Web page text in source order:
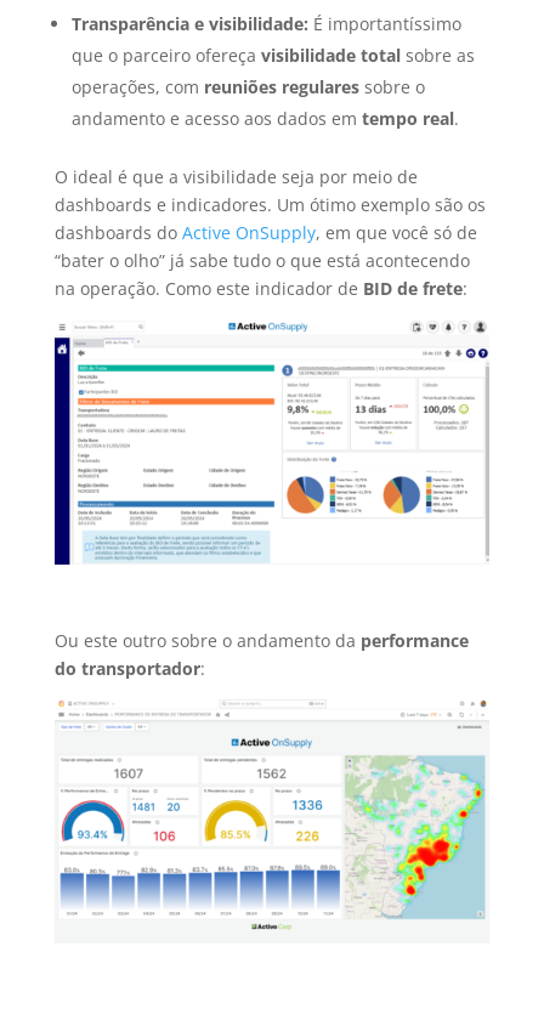
Transparência e visibilidade: É importantíssimo
que o parceiro ofereça visibilidade totalsobre as
operações, com reuniões regularessobre o
andamento e acesso aos dados em tempo real.
O ideal é que a visibilidade seja por meio de
dashboards e indicadores. Um ótimo exemplo são os
dashboards do Active OnSupply, em que você só de
“bater o olho” já sabe tudo o que está acontecendo
na operação. Como este indicador de BID de frete:
Ou este outro sobre o andamento da performance
do transportador: